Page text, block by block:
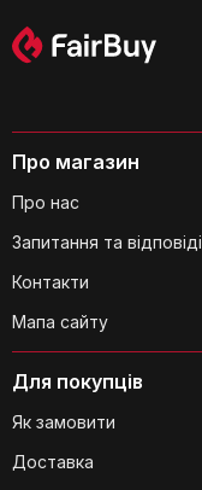
Для покупців
Як замовити
Доставка
Про магазин
Про нас
Запитання та відповіді
Контакти
Мапа сайту